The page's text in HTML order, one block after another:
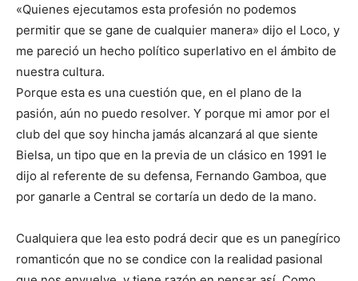
«Quienes ejecutamos esta profesión no podemos
permitir que se gane de cualquier manera» dijo el Loco, y
me pareció un hecho político superlativo en el ámbito de
nuestra cultura.
Porque esta es una cuestión que, en el plano de la
pasión, aún no puedo resolver. Y porque mi amor por el
club del que soy hincha jamás alcanzará al que siente
Bielsa, un tipo que en la previa de un clásico en 1991 le
dijo al referente de su defensa, Fernando Gamboa, que
por ganarle a Central se cortaría un dedo de la mano.
Cualquiera que lea esto podrá decir que es un panegírico
romanticón que no se condice con la realidad pasional